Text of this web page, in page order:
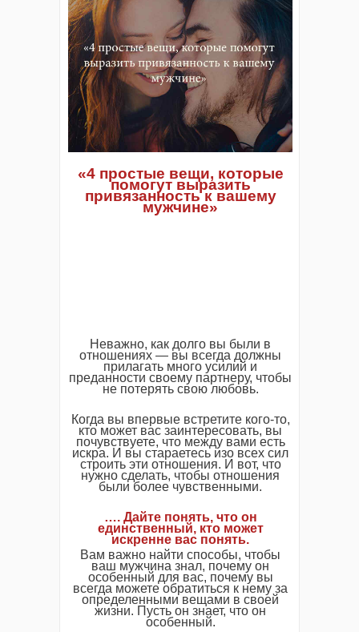
«4 простые вещи, которые
помогут выразить
привязанность к вашему
мужчине»
Неважно, как долго вы были в
отношениях — вы всегда должны
прилагать много усилий и
преданности своему партнеру, чтобы
не потерять свою любовь.
Когда вы впервые встретите кого-то,
кто может вас заинтересовать, вы
почувствуете, что между вами есть
искра. И вы стараетесь изо всех сил
строить эти отношения. И вот, что
нужно сделать, чтобы отношения
были более чувственными.
…. Дайте понять, что он
единственный, кто может
искренне вас понять.
Вам важно найти способы, чтобы
ваш мужчина знал, почему он
особенный для вас, почему вы
всегда можете обратиться к нему за
определенными вещами в своей
жизни. Пусть он знает, что он
особенный.